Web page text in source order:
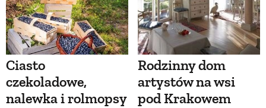
Ciasto
czekoladowe,
nalewka i rolmopsy
Rodzinny dom
artystów na wsi
pod Krakowem